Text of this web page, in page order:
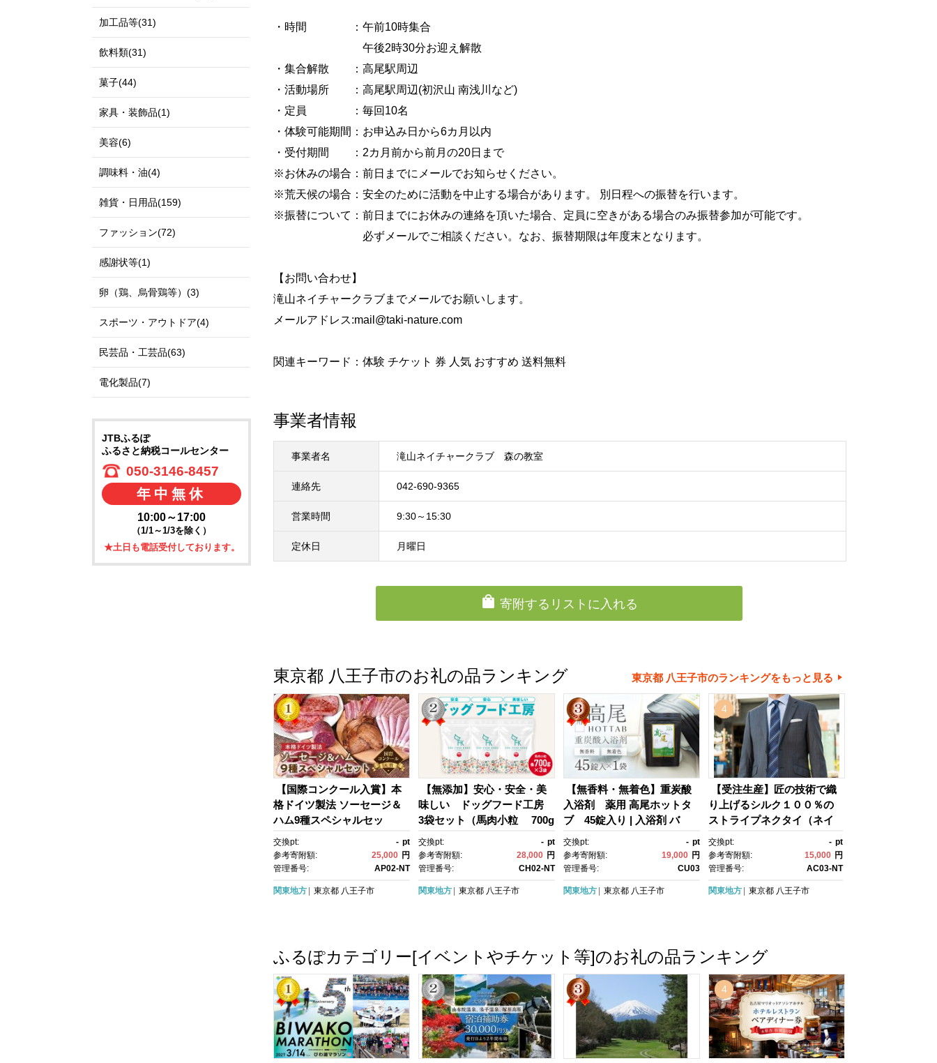
・時間 ：午前10時集合
午後2時30分お迎え解散
・集合解散 ：高尾駅周辺
・活動場所 ：高尾駅周辺(初沢山 南浅川など)
・定員 ：毎回10名
・体験可能期間：お申込み日から6カ月以内
・受付期間 ：2カ月前から前月の20日まで
※お休みの場合：前日までにメールでお知らせください。
※荒天候の場合：安全のために活動を中止する場合があります。 別日程への振替を行います。
※振替について：前日までにお休みの連絡を頂いた場合、定員に空きがある場合のみ振替参加が可能です。
必ずメールでご相談ください。なお、振替期限は年度末となります。
【お問い合わせ】
滝山ネイチャークラブまでメールでお願いします。
メールアドレス:mail@taki-nature.com
関連キーワード：体験 チケット 券 人気 おすすめ 送料無料
事業者情報
事業者名 滝山ネイチャークラブ 森の教室
連絡先 042-690-9365
営業時間 9:30～15:30
定休日 月曜日
寄附するリストに入れる
東京都 八王子市のお礼の品ランキング 東京都 八王子市のランキングをもっと見る
【国際コンクール入賞】本
格ドイツ製法 ソーセージ＆
ハム9種スペシャルセッ
ト | 肉 ソーセージ ハム ドイ
ツ 美味しい ギフト おすす
め 送料無料 東京 八王子
交換pt: - pt
参考寄附額:
25,000 円
管理番号:
AP02-NT
関東地方 東京都 八王子市
【無添加】安心・安全・美
味しい ドッグフード工房
3袋セット（馬肉小粒 700g
×3）| ドッグフード 馬肉 小
粒 安心 安全 おいしい ペット
フード 送料無料 東京 八王子
交換pt: - pt
参考寄附額:
28,000 円
管理番号:
CH02-NT
関東地方 東京都 八王子市
【無香料・無着色】重炭酸
入浴剤 薬用 高尾ホットタ
ブ 45錠入り | 入浴剤 バ
ス お風呂 リラックス 美容 送
料無料 東京 八王子
交換pt: - pt
参考寄附額:
19,000 円
管理番号:
CU03
関東地方 東京都 八王子市
4
【受注生産】匠の技術で織
り上げるシルク１００％の
ストライプネクタイ（ネイ
ビー）| ネクタイ シルク ス
トライプ 高級 快適 ビジネ
ス フォーマル 贈答用 送料無
交換pt: - pt
参考寄附額:
15,000 円
管理番号:
AC03-NT
関東地方 東京都 八王子市
ふるぽカテゴリー[イベントやチケット等]のお礼の品ランキング
4
加工品等(31)
飲料類(31)
菓子(44)
家具・装飾品(1)
美容(6)
調味料・油(4)
雑貨・日用品(159)
ファッション(72)
感謝状等(1)
卵（鶏、烏骨鶏等）(3)
スポーツ・アウトドア(4)
民芸品・工芸品(63)
電化製品(7)
JTBふるぽ
ふるさと納税コールセンター
050-3146-8457
年中無休
10:00～17:00
（1/1～1/3を除く）
★土日も電話受付しております。